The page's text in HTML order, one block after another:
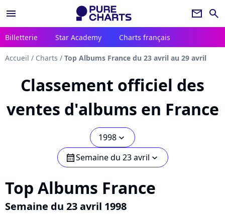
menu newsletter search
Billetterie Star Academy Charts français
Accueil / Charts / Top Albums France du 23 avril au 29 avril
Classement officiel des
ventes d'albums en France
1998 chevron_bot
calendarSemaine du 23 avril chevron_bot
Top Albums France
Semaine du 23 avril 1998